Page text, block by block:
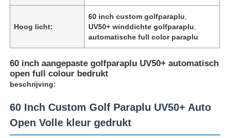
Hoog licht:
60 inch custom golfparaplu
UV50+ winddichte golfparaplu
automatische full color paraplu
60 inch aangepaste golfparaplu UV50+ automatisch
open full colour bedrukt
beschrijving:
60 Inch Custom Golf Paraplu UV50+ Auto
Open Volle kleur gedrukt